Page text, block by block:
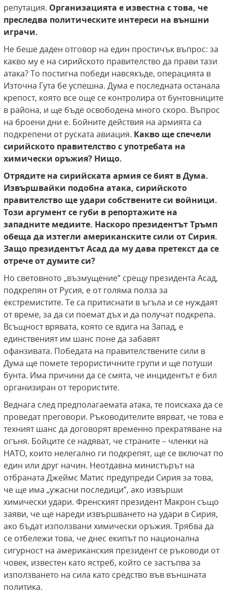
репутация. Организацията е известна с това, че
преследва политическите интереси на външни
играчи.
Не беше даден отговор на един простичък въпрос: за
какво му е на сирийското правителство да прави тази
атака? То постигна победи навсякъде, операцията в
Източна Гута бе успешна. Дума е последната останала
крепост, която все още се контролира от бунтовниците
в района, и ще бъде освободена много скоро. Въпрос
на броени дни е. Бойните действия на армията са
подкрепени от руската авиация. Какво ще спечели
сирийското правителство с употребата на
химически оръжия? Нищо.
Отрядите на сирийската армия се бият в Дума.
Извършвайки подобна атака, сирийското
правителство ще удари собствените си войници.
Този аргумент се губи в репортажите на
западните медиите. Наскоро президентът Тръмп
обеща да изтегли американските сили от Сирия.
Защо президентът Асад да му дава претекст да се
отрече от думите си?
Но световното „възмущение” срещу президента Асад,
подкрепян от Русия, е от голяма полза за
екстремистите. Те са притиснати в ъгъла и се нуждаят
от време, за да си поемат дъх и да получат подкрепа.
Всъщност врявата, която се вдига на Запад, е
единственият им шанс поне да забавят
офанзивата. Победата на правителствените сили в
Дума ще помете терористичните групи и ще потуши
бунта. Има причини да се смята, че инцидентът е бил
организиран от терористите.
Веднага след предполагаемата атака, те поискаха да се
проведат преговори. Ръководителите вярват, че това е
техният шанс да договорят временно прекратяване на
огъня. Бойците се надяват, че страните – членки на
НАТО, които нелегално ги подкрепят, ще се включат по
един или друг начин. Неотдавна министърът на
отбраната Джеймс Матис предупреди Сирия за това,
че ще има „ужасни последици”, ако извърши
химически удари. Френският президент Макрон също
заяви, че ще нареди извършването на удари в Сирия,
ако бъдат използвани химически оръжия. Трябва да
се отбележи това, че днес екипът по национална
сигурност на американския президент се ръководи от
човек, известен като ястреб, който се застъпва за
използването на сила като средство във външната
политика.